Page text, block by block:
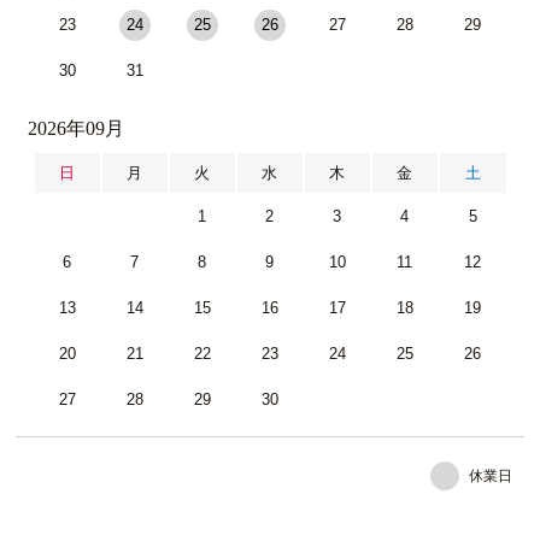
23 24 25 26 27 28 29
30 31
2026年09月
日 月 火 水 木 金 土
1 2 3 4 5
6 7 8 9 10 11 12
13 14 15 16 17 18 19
20 21 22 23 24 25 26
27 28 29 30
休業日